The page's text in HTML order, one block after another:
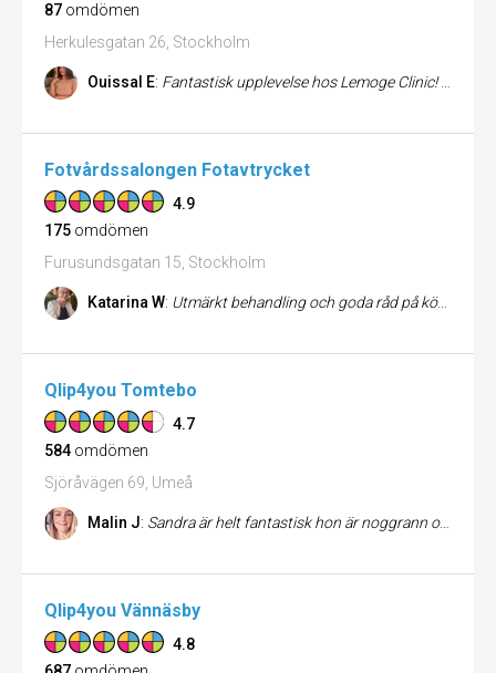
87 omdömen
Herkulesgatan 26, Stockholm
Ouissal E: Fantastisk upplevelse hos Lemoge Clinic! Jag är supernöjd med min laserbehandling hos Lemoge Clinic. Resultatet är lå...
Fotvårdssalongen Fotavtrycket
4.9
175 omdömen
Furusundsgatan 15, Stockholm
Katarina W: Utmärkt behandling och goda råd på köpet! Det är på lätta fötter man går därifrån!
Qlip4you Tomtebo
4.7
584 omdömen
Sjöråvägen 69, Umeå
Malin J: Sandra är helt fantastisk hon är noggrann och trevlig och mitt hår blev magiskt. Jag gjorde färg och klipp.
Qlip4you Vännäsby
4.8